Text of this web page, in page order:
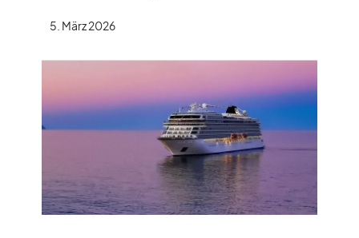
5. März 2026